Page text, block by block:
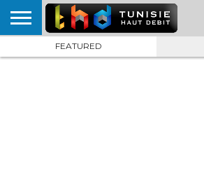
HOME
L’ACTUTHD
EN
PODCASTS
TEST
COMPARATIF
CARTE DE
CONTACT
FEATURED